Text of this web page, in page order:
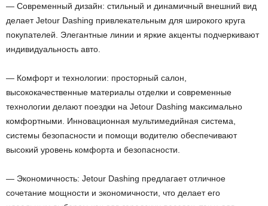
— Современный дизайн: стильный и динамичный внешний вид
делает Jetour Dashing привлекательным для широкого круга
покупателей. Элегантные линии и яркие акценты подчеркивают
индивидуальность авто.
— Комфорт и технологии: просторный салон,
высококачественные материалы отделки и современные
технологии делают поездки на Jetour Dashing максимально
комфортными. Инновационная мультимедийная система,
системы безопасности и помощи водителю обеспечивают
высокий уровень комфорта и безопасности.
— Экономичность: Jetour Dashing предлагает отличное
сочетание мощности и экономичности, что делает его